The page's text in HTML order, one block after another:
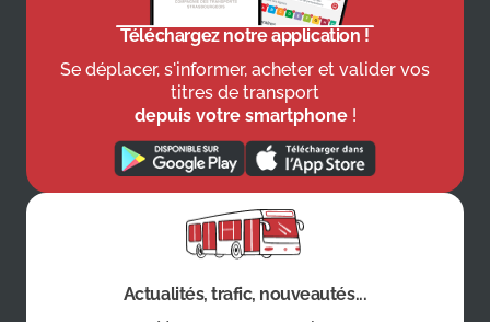
Téléchargez notre application !
Se déplacer, s'informer, acheter et valider vos
titres de transport
depuis votre smartphone !
Actualités, trafic, nouveautés...